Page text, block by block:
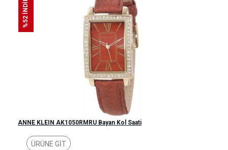
%52 İNDİRİM
ANNE KLEIN AK1050RMRU Bayan Kol Saati
ÜRÜNE GİT